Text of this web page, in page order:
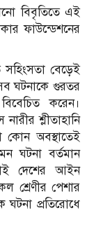
বিবৃতিতে এই
ফাউন্ডেশনের
সহিংসতা বেড়েই
ঘটনাকে গুরতর
করেন।
শ্লীতাহানি
অবস্থাতেই
ঘটনা বর্তমান
দেশের আইন
শ্রেণীর পেশার
ঘটনা প্রতিরোধে